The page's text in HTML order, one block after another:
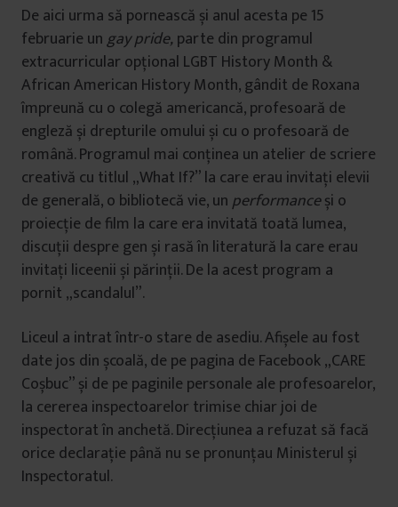
De aici urma să pornească și anul acesta pe 15
februarie ungay pride, parte din programul
extracurricular opțional LGBT History Month &
African American History Month, gândit de Roxana
împreună cu o colegă americancă, profesoară de
engleză și drepturile omului și cu o profesoară de
română. Programul mai conținea un atelier de scriere
creativă cu titlul „What If?” la care erau invitați elevii
de generală, o bibliotecă vie, unperformanceși o
proiecție de film la care era invitată toată lumea,
discuții despre gen și rasă în literatură la care erau
invitați liceenii și părinții. De la acest program a
pornit „scandalul”.
Liceul a intrat într-o stare de asediu. Afișele au fost
date jos din școală, de pe pagina de Facebook „CARE
Coșbuc” și de pe paginile personale ale profesoarelor,
la cererea inspectoarelor trimise chiar joi de
inspectorat în anchetă. Direcțiunea a refuzat să facă
orice declarație până nu se pronunțau Ministerul și
Inspectoratul.